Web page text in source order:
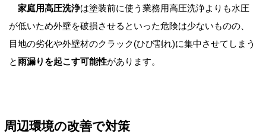
家庭用高圧洗浄は塗装前に使う業務用高圧洗浄よりも水圧
が低いため外壁を破損させるといった危険は少ないものの、
目地の劣化や外壁材のクラック(ひび割れ)に集中させてしまう
と雨漏りを起こす可能性があります。
周辺環境の改善で対策